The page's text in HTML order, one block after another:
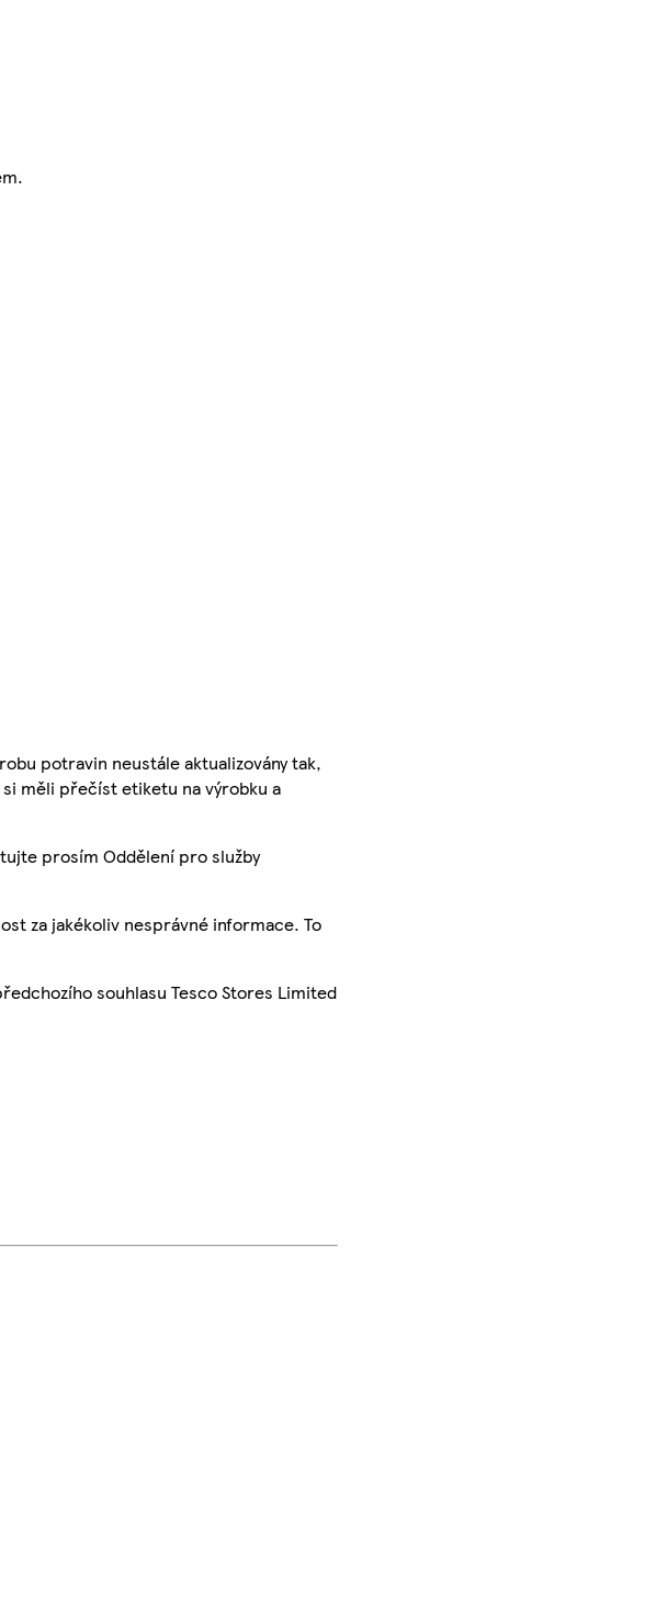
potravin neustále aktualizovány tak,
měli přečíst etiketu na výrobku a
prosím Oddělení pro služby
za jakékoliv nesprávné informace. To
souhlasu Tesco Stores Limited